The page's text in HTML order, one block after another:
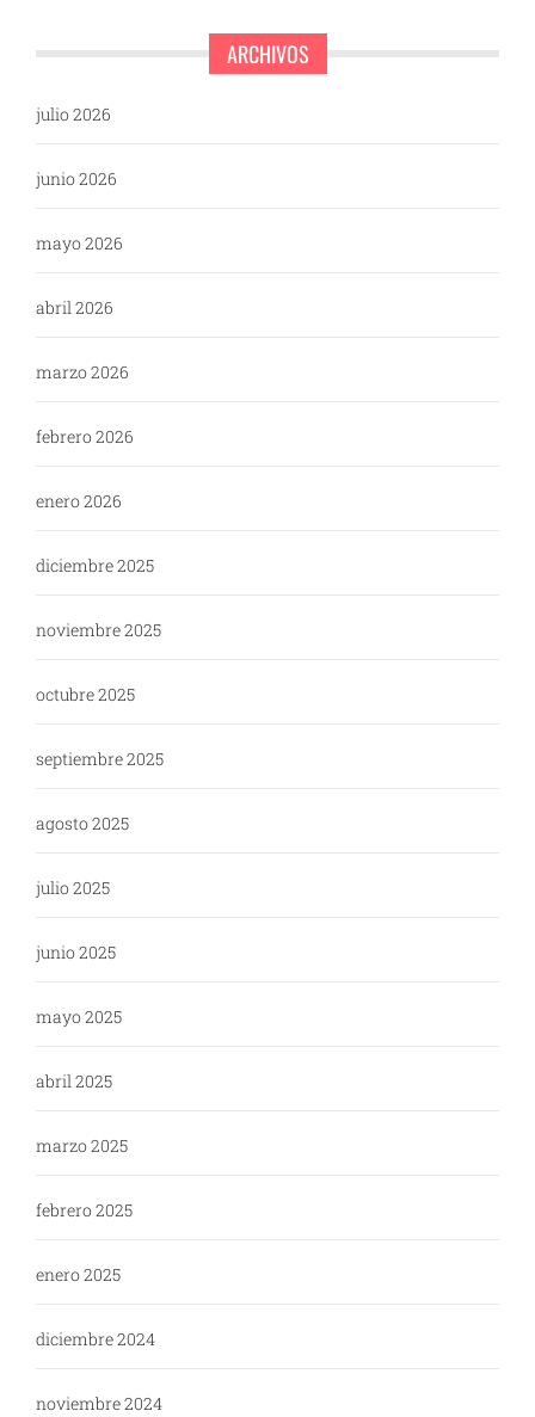
ARCHIVOS
julio 2026
junio 2026
mayo 2026
abril 2026
marzo 2026
febrero 2026
enero 2026
diciembre 2025
noviembre 2025
octubre 2025
septiembre 2025
agosto 2025
julio 2025
junio 2025
mayo 2025
abril 2025
marzo 2025
febrero 2025
enero 2025
diciembre 2024
noviembre 2024